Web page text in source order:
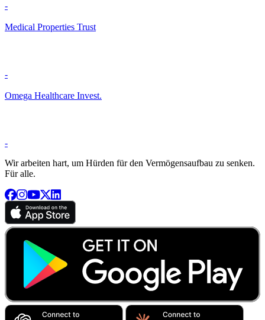
-
Medical Properties Trust
-
Omega Healthcare Invest.
-
Wir arbeiten hart, um Hürden für den Vermögensaufbau zu senken.
Für alle.